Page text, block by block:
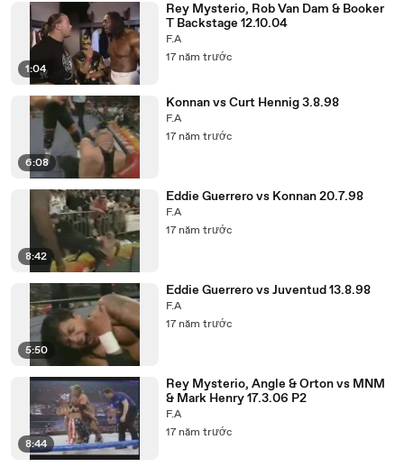
1:04
Rey Mysterio, Rob Van Dam & Booker
T Backstage 12.10.04
F.A
17 năm trước
6:08
Konnan vs Curt Hennig 3.8.98
F.A
17 năm trước
8:42
Eddie Guerrero vs Konnan 20.7.98
F.A
17 năm trước
5:50
Eddie Guerrero vs Juventud 13.8.98
F.A
17 năm trước
8:44
Rey Mysterio, Angle & Orton vs MNM
& Mark Henry 17.3.06 P2
F.A
17 năm trước